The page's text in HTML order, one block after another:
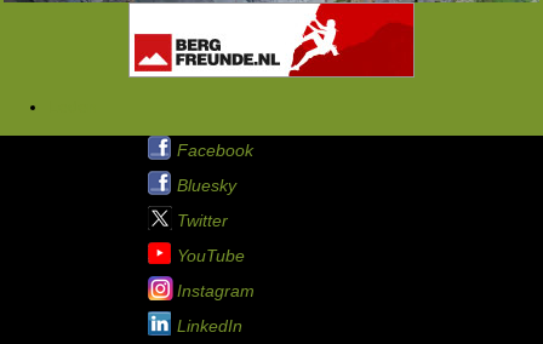
Facebook
Bluesky
Twitter
YouTube
Instagram
LinkedIn